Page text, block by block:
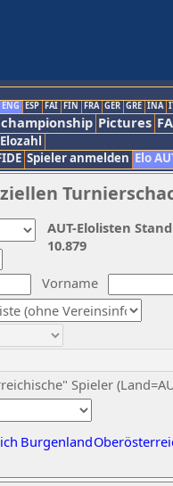
ENG ESP FAI FIN FRA GER GRE INA
championship Pictures
Spieler anmelden Elo
Vorname
Spieler
Burgenland
AUT-Elolisten
10.879